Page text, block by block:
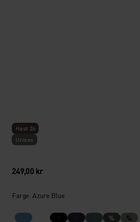
Høst 26
Unisex
249,00 kr
Farge: Azure Blue
% %